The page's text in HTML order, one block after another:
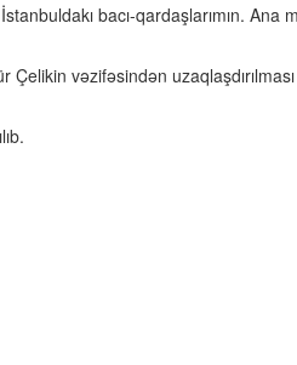
bacı-qardaşlarımın. Ana
vəzifəsindən